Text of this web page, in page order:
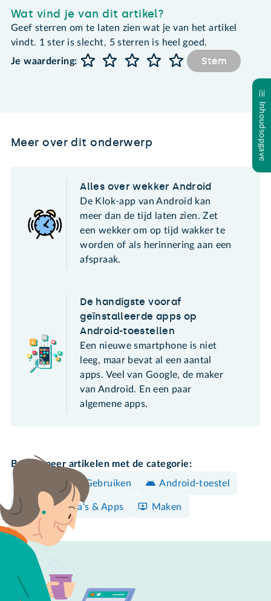
Inhoudsopgave
Wat vind je van dit artikel?
Geef sterren om te laten zien wat je van het artikel
vindt. 1 ster is slecht, 5 sterren is heel goed.
Je waardering:
Stem
Meer over dit onderwerp
Alles over wekker Android
De Klok-app van Android kan
meer dan de tijd laten zien. Zet
een wekker om op tijd wakker te
worden of als herinnering aan een
afspraak.
De handigste vooraf
geïnstalleerde apps op
Android-toestellen
Een nieuwe smartphone is niet
leeg, maar bevat al een aantal
apps. Veel van Google, de maker
van Android. En een paar
algemene apps.
Bekijk meer artikelen met de categorie:
Bedienen & Gebruiken
Android-toestel
Programma's & Apps Maken